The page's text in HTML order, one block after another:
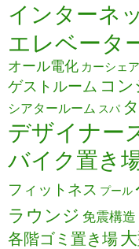
インターネ
エレベータ
オール電化 カーシェ
ゲストルーム コン
シアタールーム スパ
デザイナー
バイク置き
フィットネス プール
ラウンジ 免震構造
各階ゴミ置き場